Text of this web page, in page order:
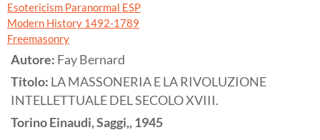
Esotericism Paranormal ESP
Modern History 1492-1789
Freemasonry
Autore: Fay Bernard
Titolo: LA MASSONERIA E LA RIVOLUZIONE
INTELLETTUALE DEL SECOLO XVIII.
TorinoEinaudi, Saggi,,1945